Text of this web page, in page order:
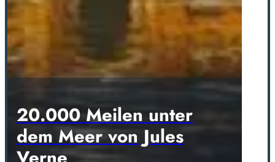
20.000 Meilen unter
dem Meer von Jules